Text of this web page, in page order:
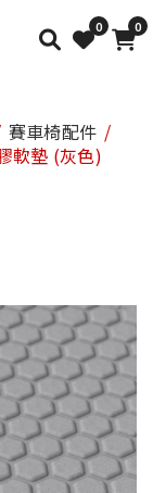
0 0
賽車椅配件
軟墊 (灰色)